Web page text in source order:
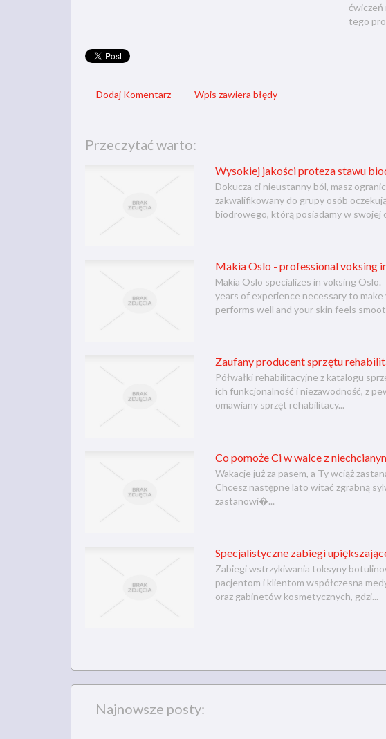
ćwiczeń
tego
Dodaj Komentarz Wpis zawiera błędy
Przeczytać warto:
Wysokiej jakości proteza stawu
Dokucza ci nieustanny ból, masz
zakwalifikowany do grupy osób
biodrowego, którą posiadamy w swojej
Makia Oslo - professional voksing
Makia Oslo specializes in voksing
years of experience necessary to
performs well and your skin feels
Zaufany producent sprzętu
Półwałki rehabilitacyjne z katalogu
ich funkcjonalność i niezawodność, z
omawiany sprzęt rehabilitacy...
Co pomoże Ci w walce z
Wakacje już za pasem, a Ty wciąż
Chcesz następne lato witać zgrabną
zastanowi�...
Specjalistyczne zabiegi
Zabiegi wstrzykiwania toksyny
pacjentom i klientom współczesna
oraz gabinetów kosmetycznych, gdzi...
Najnowsze posty: